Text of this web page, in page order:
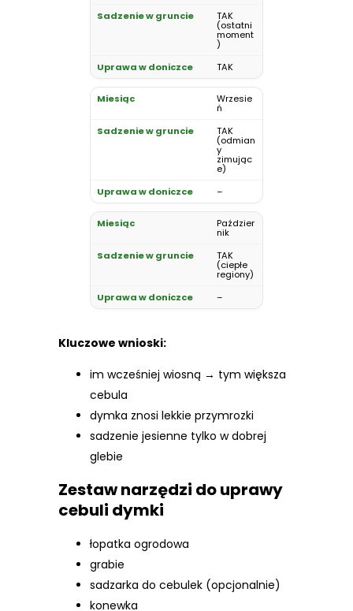
TAK
(ostatni
moment
)
TAK
Wrzesie
ń
TAK
(odmian
y
zimując
e)
–
Paździer
nik
TAK
(ciepłe
regiony)
–
Kluczowe wnioski:
im wcześniej wiosną → tym większa
cebula
dymka znosi lekkie przymrozki
sadzenie jesienne tylko w dobrej
glebie
Zestaw narzędzi do uprawy
cebuli dymki
łopatka ogrodowa
grabie
sadzarka do cebulek (opcjonalnie)
konewka